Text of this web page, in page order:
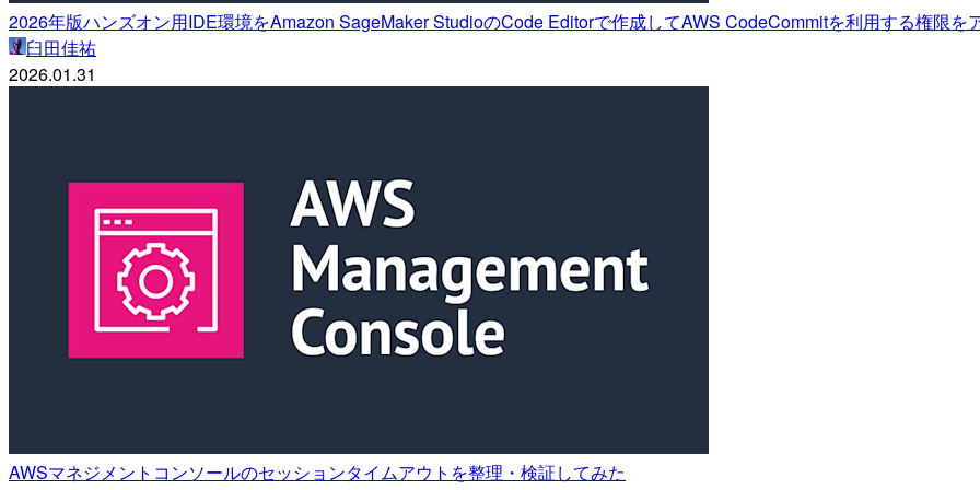
2026年版ハンズオン用IDE環境をAmazon SageMaker StudioのCode Editorで作成してAWS CodeCommitを利用する権限を
臼田佳祐
2026.01.31
AWSマネジメントコンソールのセッションタイムアウトを整理・検証してみた